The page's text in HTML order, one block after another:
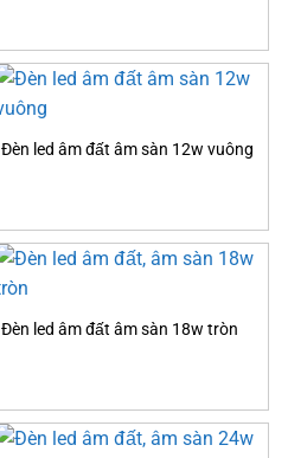
Đèn led âm đất âm sàn 12w vuông
Đèn led âm đất âm sàn 18w tròn